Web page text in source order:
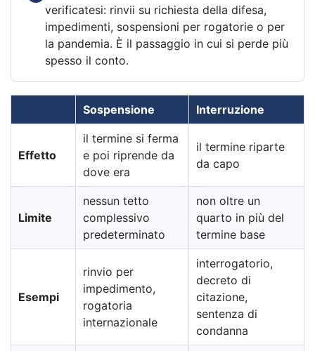
verificatesi: rinvii su richiesta della difesa,
impedimenti, sospensioni per rogatorie o per
la pandemia. È il passaggio in cui si perde più
spesso il conto.
Sospensione Interruzione
Effetto
il termine si ferma
e poi riprende da
dove era
il termine riparte
da capo
Limite
nessun tetto
complessivo
predeterminato
non oltre un
quarto in più del
termine base
Esempi
rinvio per
impedimento,
rogatoria
internazionale
interrogatorio,
decreto di
citazione,
sentenza di
condanna